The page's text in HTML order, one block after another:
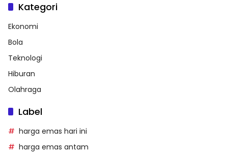
Kategori
Ekonomi
Bola
Teknologi
Hiburan
Olahraga
Label
harga emas hari ini
harga emas antam